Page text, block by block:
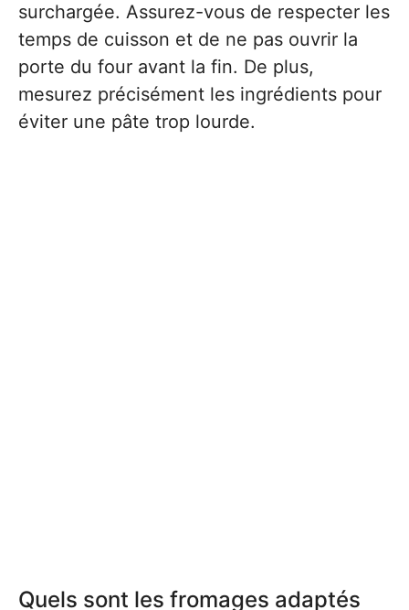
surchargée. Assurez-vous de respecter les
temps de cuisson et de ne pas ouvrir la
porte du four avant la fin. De plus,
mesurez précisément les ingrédients pour
éviter une pâte trop lourde.
Quels sont les fromages adaptés